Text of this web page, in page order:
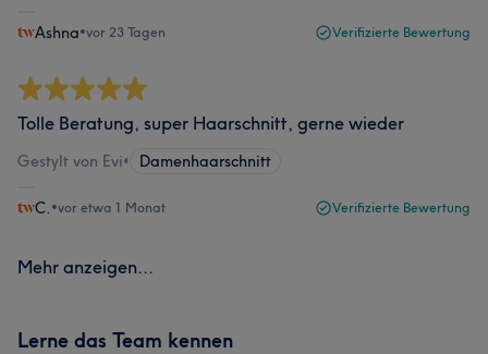
Ashna•vor 23 Tagen Verifizierte Bewertung
Tolle Beratung, super Haarschnitt, gerne wieder
Gestylt von Evi• Damenhaarschnitt
C. •vor etwa 1 Monat Verifizierte Bewertung
Mehr anzeigen...
Lerne das Team kennen